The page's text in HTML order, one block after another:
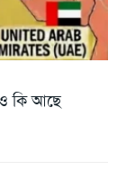
কি আছে